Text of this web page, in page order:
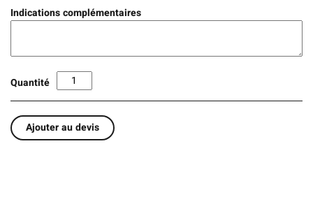
Indications complémentaires
Quantité
Ajouter au devis